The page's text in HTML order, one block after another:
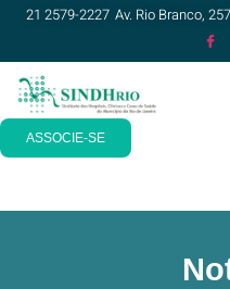
21 2579-2227 Av. Rio Branco,
ASSOCIE-SE